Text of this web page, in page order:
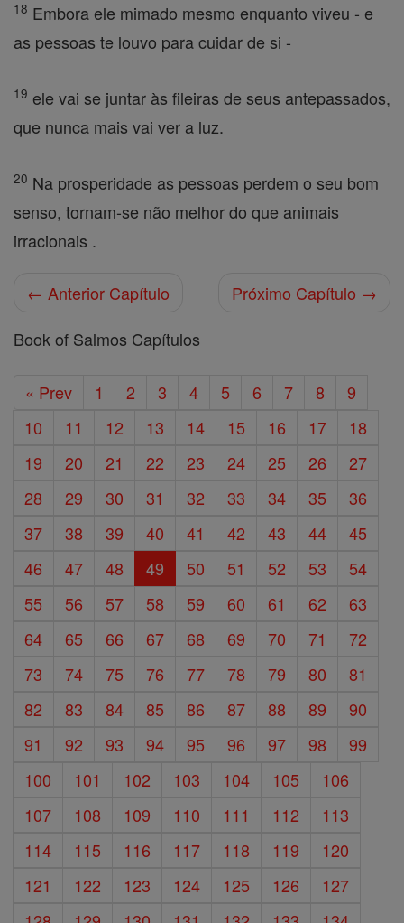
18 Embora ele mimado mesmo enquanto viveu - e
as pessoas te louvo para cuidar de si -
19 ele vai se juntar às fileiras de seus antepassados,
que nunca mais vai ver a luz.
20 Na prosperidade as pessoas perdem o seu bom
senso, tornam-se não melhor do que animais
irracionais .
← Anterior Capítulo
Próximo Capítulo →
Book of Salmos Capítulos
« Prev 1 2 3 4 5 6 7 8
9
10
11 12 13 14 15 16 17
18
19
20 21 22 23 24 25 26
27
28
29 30 31 32 33 34 35
36
37
38 39 40 41 42 43 44
45
46
47 48 49 50 51 52 53
54
55
56 57 58 59 60 61 62
63
64
65 66 67 68 69 70 71
72
73
74 75 76 77 78 79 80
81
82
83 84 85 86 87 88 89
90
91
92 93 94 95 96 97 98
99
100
101 102 103 104 105
106
107
108 109 110 111 112
113
114
115 116 117 118 119
120
121
122 123 124 125 126
127